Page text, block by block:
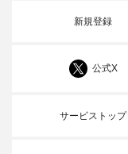
新規登録
公式X
サービストップ